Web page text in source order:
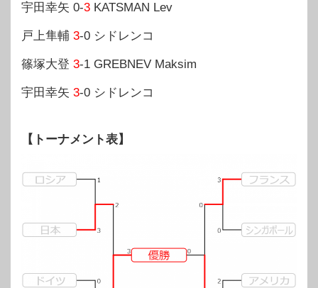
宇田幸矢 0-3 KATSMAN Lev
戸上隼輔 3-0 シドレンコ
篠塚大登 3-1 GREBNEV Maksim
宇田幸矢 3-0 シドレンコ
【トーナメント表】